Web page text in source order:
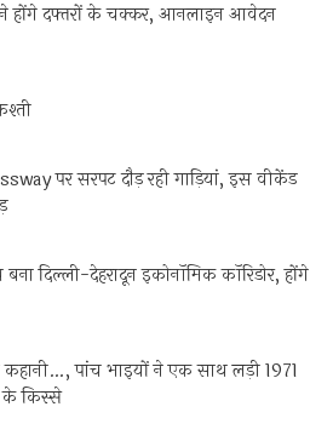
होंगे दफ्तरों के चक्कर, आनलाइन आवेदन
पर सरपट दौड़ रही गाड़ियां, इस वीकेंड
बना दिल्ली-देहरादून इकोनॉमिक कॉरिडोर, होंगे
पांच भाइयों ने एक साथ लड़ी 1971
के किस्से